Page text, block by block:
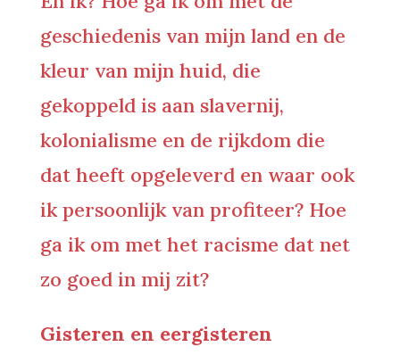
geschiedenis van mijn land en de
kleur van mijn huid, die
gekoppeld is aan slavernij,
kolonialisme en de rijkdom die
dat heeft opgeleverd en waar ook
ik persoonlijk van profiteer? Hoe
ga ik om met het racisme dat net
zo goed in mij zit?
Gisteren en eergisteren